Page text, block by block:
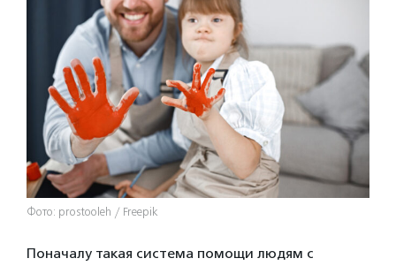
Фото: prostooleh / Freepik
Поначалу такая система помощи людям с